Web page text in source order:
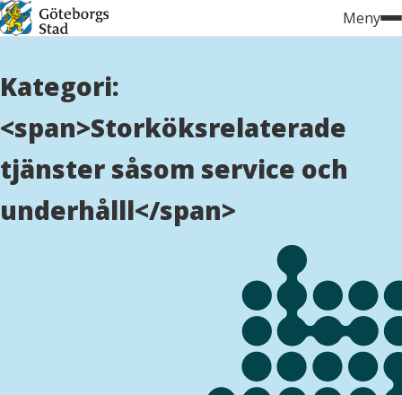
Hoppa
till
Meny
Kategori:
<span>Storköksrelaterade
tjänster såsom service och
underhålll</span>